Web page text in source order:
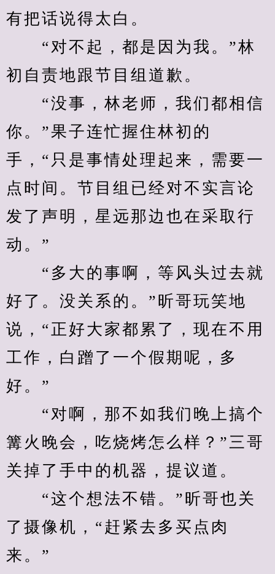
有把话说得太白。
“对不起，都是因为我。”林
初自责地跟节目组道歉。
“没事，林老师，我们都相信
你。”果子连忙握住林初的
手，“只是事情处理起来，需要一
点时间。节目组已经对不实言论
发了声明，星远那边也在采取行
动。”
“多大的事啊，等风头过去就
好了。没关系的。”昕哥玩笑地
说，“正好大家都累了，现在不用
工作，白蹭了一个假期呢，多
好。”
“对啊，那不如我们晚上搞个
篝火晚会，吃烧烤怎么样？”三哥
关掉了手中的机器，提议道。
“这个想法不错。”昕哥也关
了摄像机，“赶紧去多买点肉
来。”